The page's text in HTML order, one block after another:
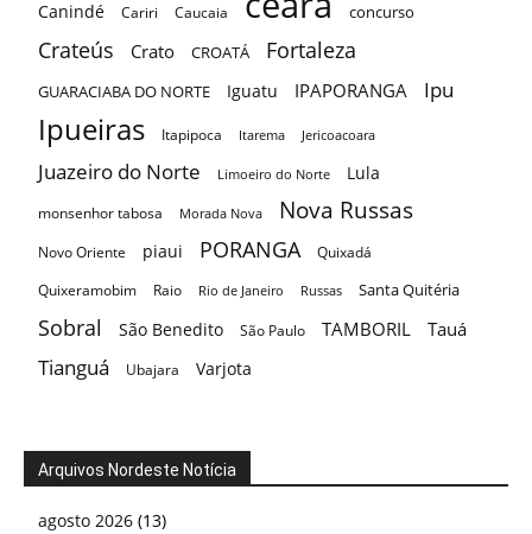
Canindé
Cariri Caucaia concurso
Crateús Crato CROATÁ Fortaleza
GUARACIABA DO NORTE Iguatu IPAPORANGA Ipu
Ipueiras Itapipoca Itarema Jericoacoara
Juazeiro do Norte Limoeiro do Norte Lula
monsenhor tabosa Morada Nova Nova Russas
Novo Oriente piaui PORANGA
Quixadá
Quixeramobim
Raio Rio de Janeiro Russas Santa Quitéria
Sobral São Benedito São Paulo TAMBORIL Tauá
Tianguá Ubajara Varjota
Arquivos Nordeste Notícia
agosto 2026 (13)